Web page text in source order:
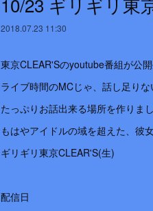
2018.07.23 11:30
東京CLEAR'Sのyoutube番組が公
ライブ時間のMCじゃ、話し足り
たっぷりお話出来る場所を作りまし
もはやアイドルの域を超えた、彼
ギリギリ東京CLEAR'S(生)
配信日